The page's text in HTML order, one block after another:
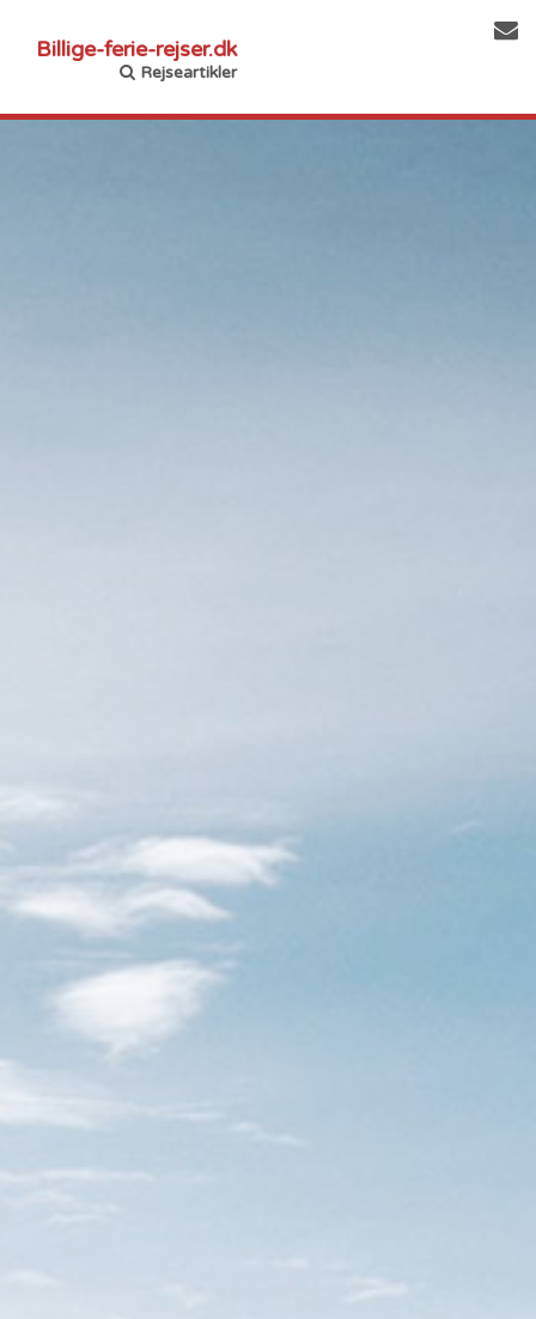
Billige-ferie-rejser.dk
Rejseartikler